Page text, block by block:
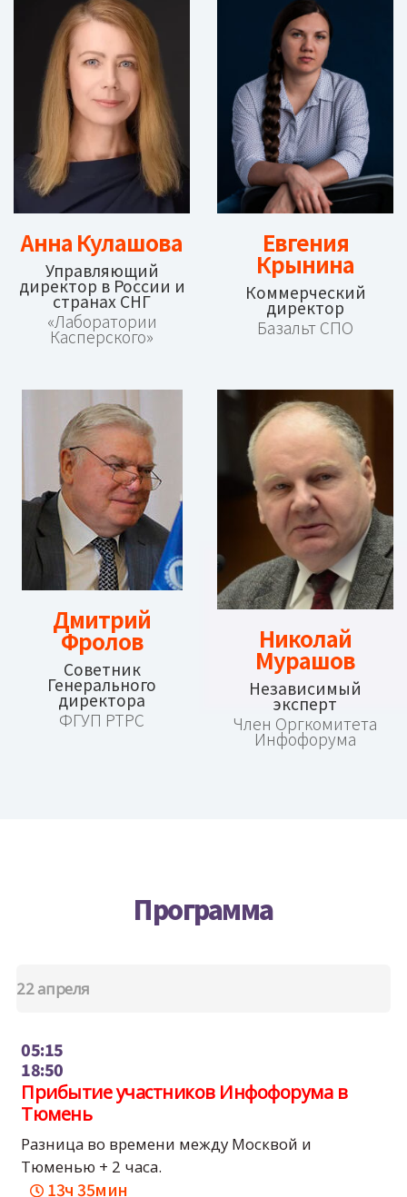
Анна Кулашова
Управляющий
директор в России и
странах СНГ
«Лаборатории
Касперского»
Евгения
Крынина
Коммерческий
директор
Базальт СПО
Дмитрий
Фролов
Советник
Генерального
директора
ФГУП РТРС
Николай
Мурашов
Независимый
эксперт
Член Оргкомитета
Инфофорума
Программа
22 апреля
05:15
18:50
Прибытие участников Инфофорума в
Тюмень
Разница во времени между Москвой и
Тюменью + 2 часа.
13ч 35мин